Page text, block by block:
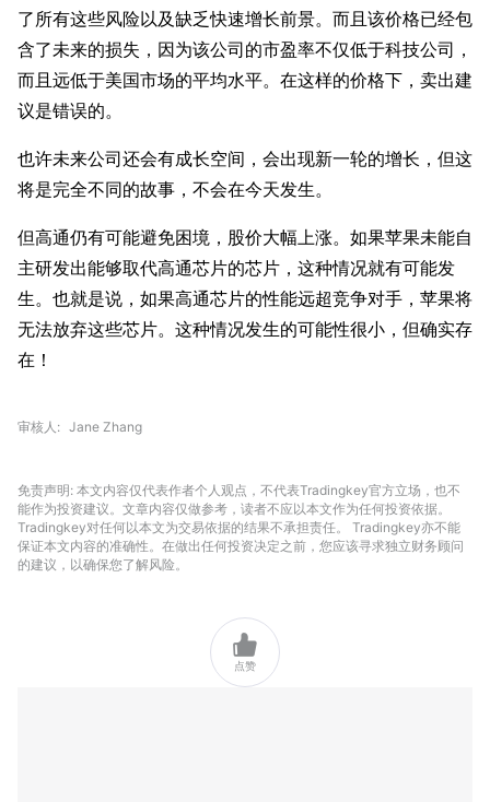
了所有这些风险以及缺乏快速增长前景。而且该价格已经包
含了未来的损失，因为该公司的市盈率不仅低于科技公司，
而且远低于美国市场的平均水平。在这样的价格下，卖出建
议是错误的。
也许未来公司还会有成长空间，会出现新一轮的增长，但这
将是完全不同的故事，不会在今天发生。
但高通仍有可能避免困境，股价大幅上涨。如果苹果未能自
主研发出能够取代高通芯片的芯片，这种情况就有可能发
生。也就是说，如果高通芯片的性能远超竞争对手，苹果将
无法放弃这些芯片。这种情况发生的可能性很小，但确实存
在！
审核人 Jane Zhang
免责声明: 本文内容仅代表作者个人观点，不代表Tradingkey官方立场，也不
能作为投资建议。文章内容仅做参考，读者不应以本文作为任何投资依据。
Tradingkey对任何以本文为交易依据的结果不承担责任。 Tradingkey亦不能
保证本文内容的准确性。在做出任何投资决定之前，您应该寻求独立财务顾问
的建议，以确保您了解风险。

点赞